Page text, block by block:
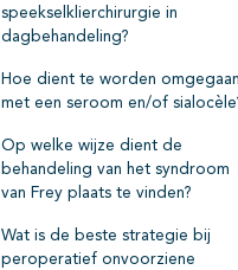
speekselklierchirurgie in
dagbehandeling?
Hoe dient te worden omgegaan
met een seroom en/of
Op welke wijze dient de
behandeling van het syndroom
van Frey plaats te vinden?
Wat is de beste strategie bij
peroperatief onvoorziene